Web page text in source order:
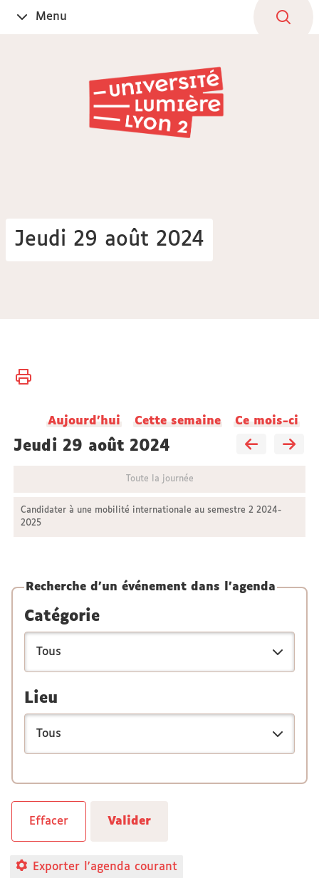
OuvrirMenu
Jeudi 29 août 2024
Vous
Accueil
Aujourd'hui Cette semaine Ce mois-ci
jeudi 29 août 2024
Toute la journée
Candidater à une mobilité internationale au semestre 2 2024-
2025
Recherche d'un événement dans l'agenda
Catégorie
Lieu
Exporter l'agenda courant